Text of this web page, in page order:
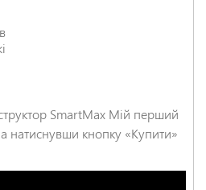
SmartMax Мій перший
натиснувши кнопку «Купити»